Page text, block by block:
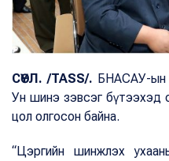
СӨҮЛ. /TASS/. БНАСАУ-ын
Ун шинэ зэвсэг бүтээхэд
цол олгосон байна.
“Цэргийн шинжлэх